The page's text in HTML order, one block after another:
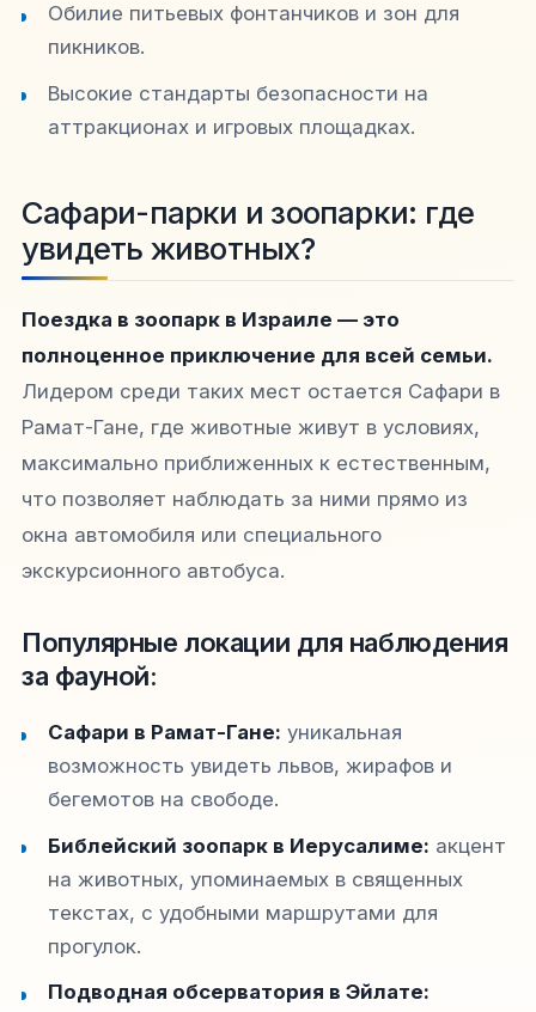
Обилие питьевых фонтанчиков и зон для
пикников.
Высокие стандарты безопасности на
аттракционах и игровых площадках.
Сафари-парки и зоопарки: где
увидеть животных?
Поездка в зоопарк в Израиле — это
полноценное приключение для всей семьи.
Лидером среди таких мест остается Сафари в
Рамат-Гане, где животные живут в условиях,
максимально приближенных к естественным,
что позволяет наблюдать за ними прямо из
окна автомобиля или специального
экскурсионного автобуса.
Популярные локации для наблюдения
за фауной:
Сафари в Рамат-Гане: уникальная
возможность увидеть львов, жирафов и
бегемотов на свободе.
Библейский зоопарк в Иерусалиме: акцент
на животных, упоминаемых в священных
текстах, с удобными маршрутами для
прогулок.
Подводная обсерватория в Эйлате: